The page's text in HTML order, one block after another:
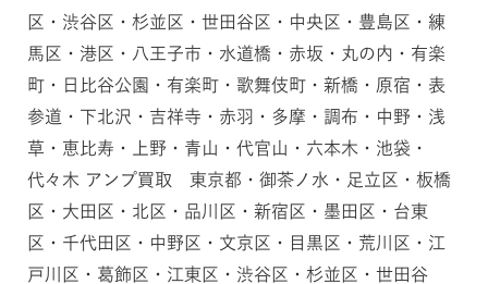
区・渋谷区・杉並区・世田谷区・中央区・豊島区・練
馬区・港区・八王子市・水道橋・赤坂・丸の内・有楽
町・日比谷公園・有楽町・歌舞伎町・新橋・原宿・表
参道・下北沢・吉祥寺・赤羽・多摩・調布・中野・浅
草・恵比寿・上野・青山・代官山・六本木・池袋・
代々木 アンプ買取 東京都・御茶ノ水・足立区・板橋
区・大田区・北区・品川区・新宿区・墨田区・台東
区・千代田区・中野区・文京区・目黒区・荒川区・江
戸川区・葛飾区・江東区・渋谷区・杉並区・世田谷